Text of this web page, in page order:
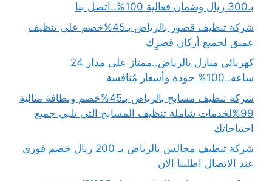
بـ300 ريال وضمان فعالية 100%..اتصل بنا
شركة تنظيف قصور بالرياض بـ45%خصم على تنظيف
عميق لجميع أركان قصرِك
كهربائي منازل بالرياض..ممتاز على مدار 24
ساعة..100% جودة وأسعار مُنافسة
شركة تنظيف مسابح بالرياض بـ45%خصم ونظافة مثالية
99%لخدمات شاملة تنظيف المسابح التي تلبي جميع
احتياجاتك
شركة تنظيف مجالس بالرياض بـ 200 ريال خصم فوري
عند الاتصال اطلبنا الان